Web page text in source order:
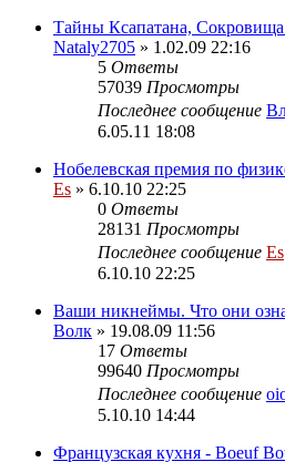
Тайны Ксапатана,
Nataly2705 » 1.02.09 22:16
5 Ответы
57039 Просмотры
Последнее сообщение
6.05.11 18:08
Нобелевская премия по
Es » 6.10.10 22:25
0 Ответы
28131 Просмотры
Последнее сообщение Es
6.10.10 22:25
Ваши никнеймы. Что они
Волк » 19.08.09 11:56
17 Ответы
99640 Просмотры
Последнее сообщение
5.10.10 14:44
Французская кухня - Boeuf